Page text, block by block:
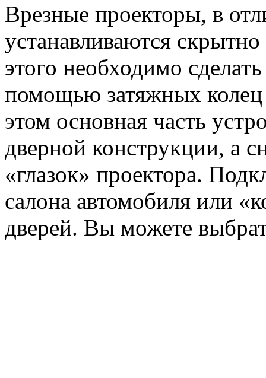
Врезные проекторы, в
устанавливаются
этого необходимо
помощью затяжных
этом основная часть
дверной конструкции, а
«глазок» проектора.
салона автомобиля или
дверей. Вы можете